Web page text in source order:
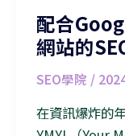
配合
網站的
SEO學院 /
在資訊爆炸的